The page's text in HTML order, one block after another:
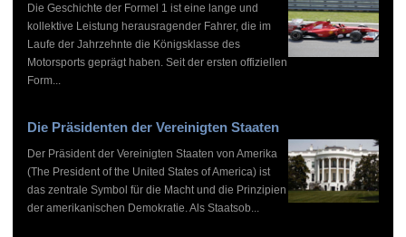
Die Geschichte der Formel 1 ist eine lange und
kollektive Leistung herausragender Fahrer, die im
Laufe der Jahrzehnte die Königsklasse des
Motorsports geprägt haben. Seit der ersten offiziellen
Form...
Die Präsidenten der Vereinigten Staaten
Der Präsident der Vereinigten Staaten von Amerika
(The President of the United States of America) ist
das zentrale Symbol für die Macht und die Prinzipien
der amerikanischen Demokratie. Als Staatsob...